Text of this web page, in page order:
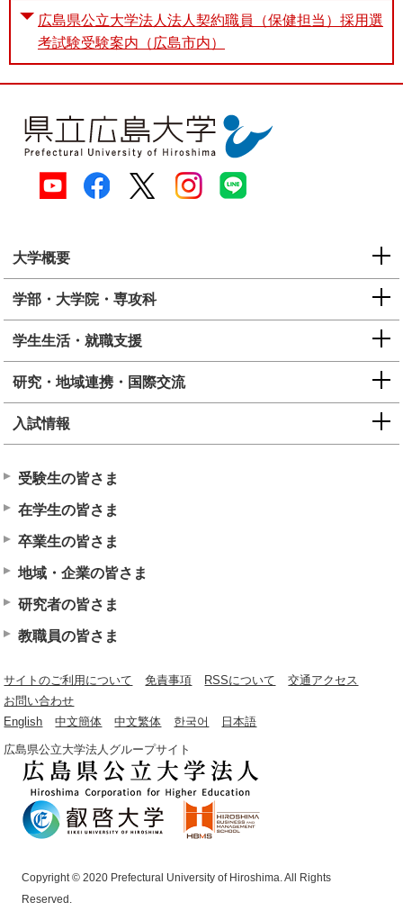
広島県公立大学法人法人契約職員（保健担当）採用選
考試験受験案内（広島市内）
大学概要
学部・大学院・専攻科
学生生活・就職支援
研究・地域連携・国際交流
入試情報
受験生の皆さま
在学生の皆さま
卒業生の皆さま
地域・企業の皆さま
研究者の皆さま
教職員の皆さま
サイトのご利用について 免責事項 RSSについて
交通アクセス
お問い合わせ
English
中文簡体 中文繁体 한국어 日本語
広島県公立大学法人グループサイト
Copyright © 2020 Prefectural University of Hiroshima. All Rights
Reserved.